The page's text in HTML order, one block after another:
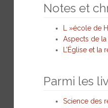
Notes et
L »école de
Aspects de
L’Église et
Parmi les
Science des